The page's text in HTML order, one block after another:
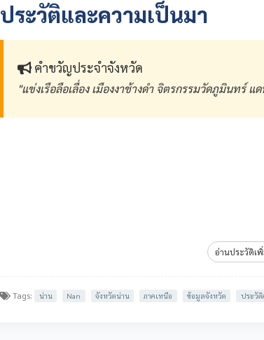
ประวัติและความเป็นมา
คำขวัญประจำจังหวัด
"แข่งเรือลือเลื่อง เมืองงาช้างดำ จิตรกรรมวัดภูมินทร์
อ่านประวัติเ
Tags: น่าน Nan จังหวัดน่าน ภาคเหนือ ข้อมูลจังหวัด ประวัติ